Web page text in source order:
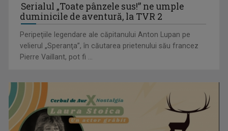
EVENIMENT ESTIVAL - Taberele ARC – Acolo unde începe
ACASĂ
Serialul „Toate pânzele sus!” ne umple
duminicile de aventură, la TVR 2
Peripeţiile legendare ale căpitanului Anton Lupan pe
velierul „Speranţa”, în căutarea prietenului său francez
Pierre Vaillant, pot fi ...